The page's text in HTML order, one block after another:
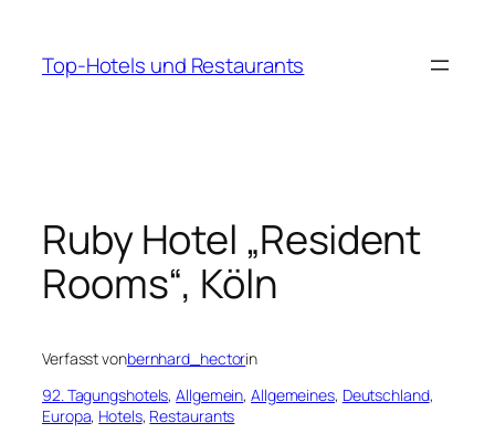
springen
Top-Hotels und Restaurants
Ruby Hotel „Resident
Rooms“, Köln
Verfasst vonbernhard_hectorin
92. Tagungshotels, Allgemein, Allgemeines, Deutschland
Europa, Hotels, Restaurants